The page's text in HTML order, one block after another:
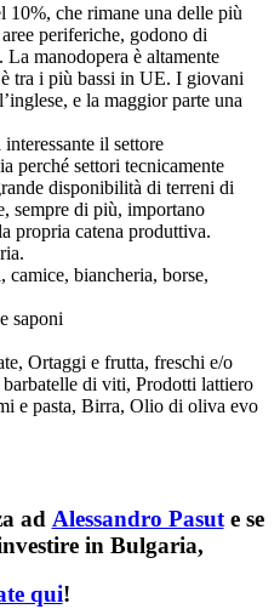
10%, che rimane una delle più
periferiche, godono di
manodopera è altamente
tra i più bassi in UE. I giovani
e la maggior parte una
il settore
perché settori tecnicamente
disponibilità di terreni di
sempre di più, importano
propria catena produttiva.
biancheria, borse,
saponi
Ortaggi e frutta, freschi e/o
di viti, Prodotti lattiero
e pasta, Birra, Olio di oliva evo
ad Alessandro Pasute se
in Bulgaria,
qui!